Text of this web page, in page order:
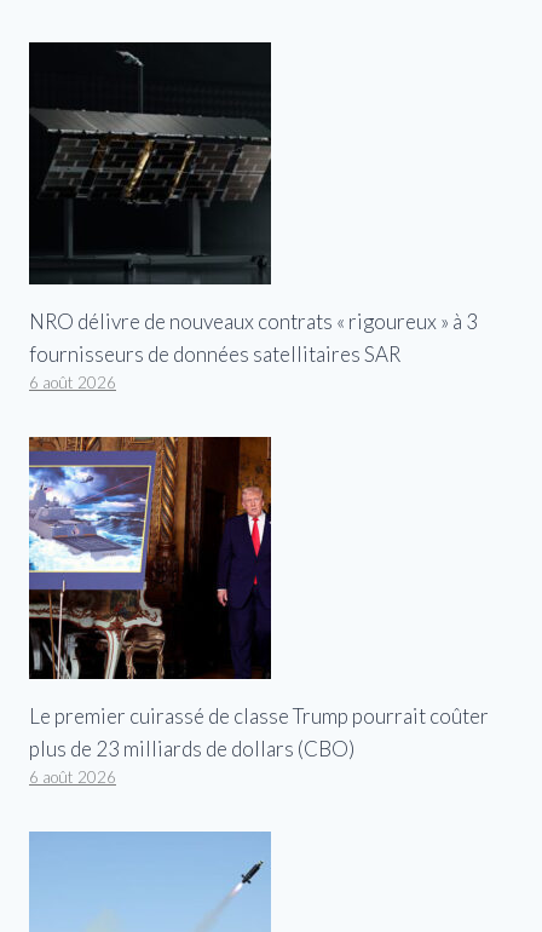
NRO délivre de nouveaux contrats « rigoureux » à 3
fournisseurs de données satellitaires SAR
6 août 2026
Le premier cuirassé de classe Trump pourrait coûter
plus de 23 milliards de dollars (CBO)
6 août 2026